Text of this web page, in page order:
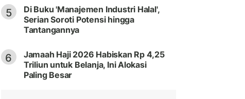
5
Di Buku 'Manajemen Industri Halal',
Serian Soroti Potensi hingga
Tantangannya
6
Jamaah Haji 2026 Habiskan Rp 4,25
Triliun untuk Belanja, Ini Alokasi
Paling Besar